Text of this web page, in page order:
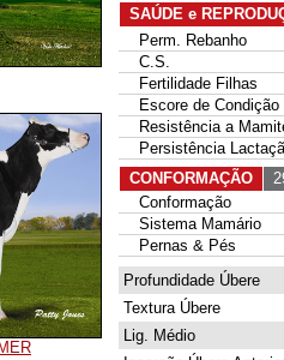
SAÚDE e
Perm. Rebanho
C.S.
Fertilidade Filhas
Escore de Condição
Resistência a
Persistência
CONFORMAÇÃO
Conformação
Sistema Mamário
Pernas & Pés
Profundidade Úbere
Textura Úbere
Lig. Médio